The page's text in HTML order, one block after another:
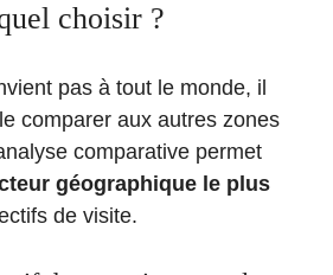
choisir ?
pas à tout le monde, il
comparer aux autres zones
comparative permet
géographique le plus
de visite.